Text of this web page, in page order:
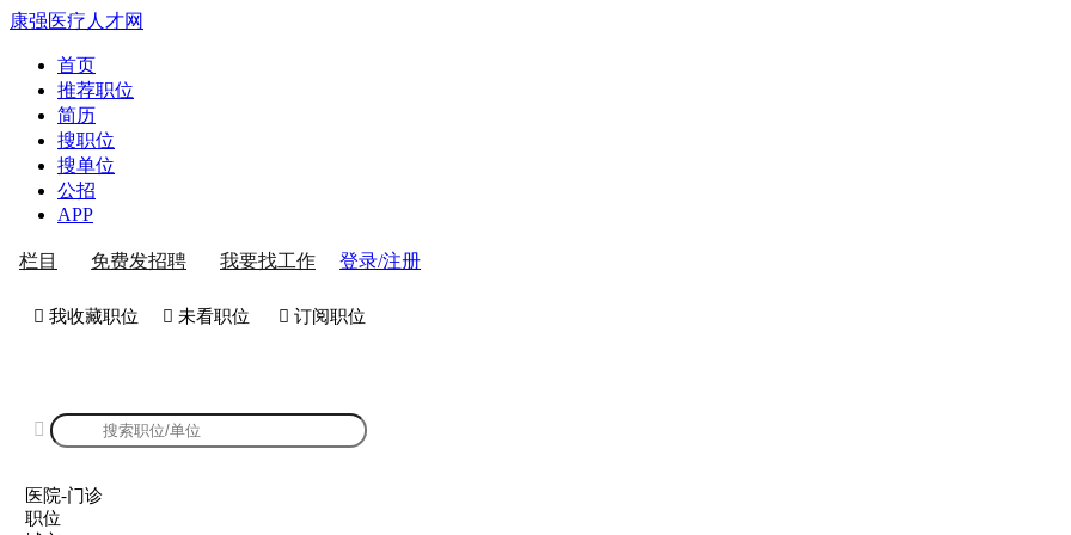
康强医疗人才网
首页
推荐职位
简历
搜职位
搜单位
公招
APP
栏目 免费发招聘 我要找工作 登录/注册
 我收藏职位  未看职位  订阅职位

医院-门诊
职位